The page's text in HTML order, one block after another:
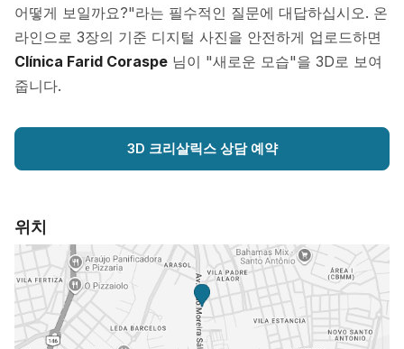
어떻게 보일까요?"라는 필수적인 질문에 대답하십시오. 온
라인으로 3장의 기준 디지털 사진을 안전하게 업로드하면
Clínica Farid Coraspe 님이 "새로운 모습"을 3D로 보여
줍니다.
3D 크리살릭스 상담 예약
위치